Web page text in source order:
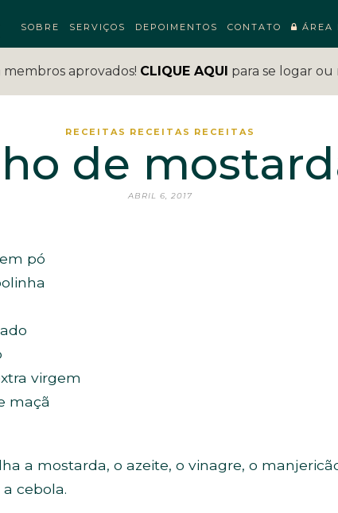
SOBRE SERVIÇOS DEPOIMENTOS CONTATO ÁREA
aprovados! CLIQUE AQUI para se logar
RECEITAS RECEITAS RECEITAS
de
ABRIL 6, 2017
pó
virgem
maçã
a mostarda, o azeite, o vinagre, o
cebola.